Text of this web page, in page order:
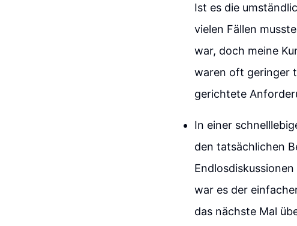
Ist es die
vielen Fällen
war, doch meine
waren oft geringer
gerichtete
In einer
den tatsächlichen
war es der
das nächste Mal